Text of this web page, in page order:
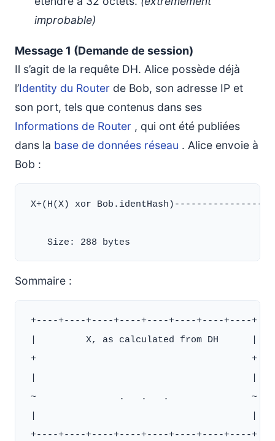
improbable)
Message 1 (Demande de session)
Il s’agit de la requête DH. Alice possède déjà
l’Identity du Router de Bob, son adresse IP et
son port, tels que contenus dans ses
Informations de Router , qui ont été publiées
dans la base de données réseau . Alice envoie à
Bob :
X+(H(X) xor
Sommaire :
+----+----+----+----+----+----+----+----+
|         X, as calculated from DH      |
+                                       +
~               .   .   .               ~
+----+----+----+----+----+----+----+----+